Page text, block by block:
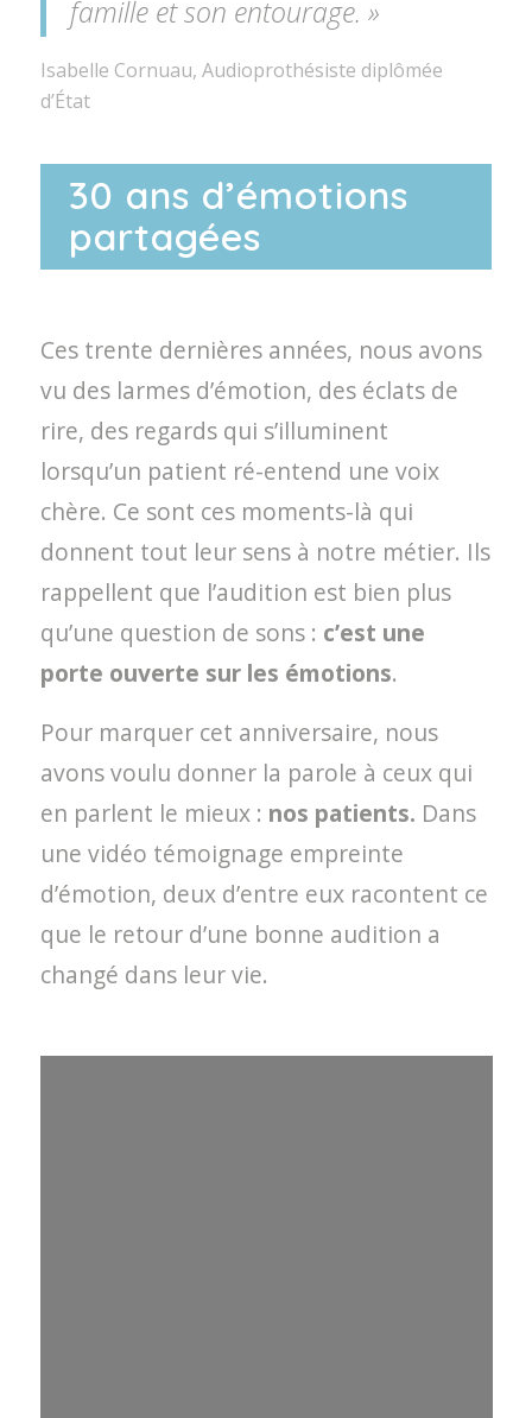
famille et son entourage. »
Isabelle Cornuau, Audioprothésiste diplômée
d’État
30 ans d’émotions
partagées
Ces trente dernières années, nous avons
vu des larmes d’émotion, des éclats de
rire, des regards qui s’illuminent
lorsqu’un patient ré-entend une voix
chère. Ce sont ces moments-là qui
donnent tout leur sens à notre métier. Ils
rappellent que l’audition est bien plus
qu’une question de sons : c’est une
porte ouverte sur les émotions.
Pour marquer cet anniversaire, nous
avons voulu donner la parole à ceux qui
en parlent le mieux : nos patients. Dans
une vidéo témoignage empreinte
d’émotion, deux d’entre eux racontent ce
que le retour d’une bonne audition a
changé dans leur vie.